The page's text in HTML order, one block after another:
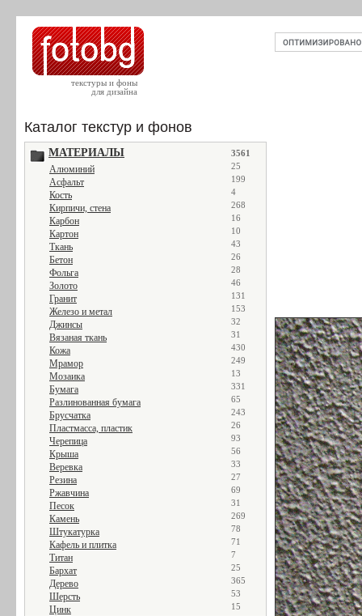
текстуры и фоны
для дизайна
Каталог текстур и фонов
МАТЕРИАЛЫ 3561
Алюминий 25
Асфальт 199
Кость 4
Кирпичи, стена 268
Карбон 16
Картон 10
Ткань 43
Бетон 26
Фольга 28
Золото 46
Гранит 131
Железо и метал 153
Джинсы 32
Вязаная ткань 31
Кожа 430
Мрамор 249
Мозаика 13
Бумага 331
Разлинованная бумага 65
Брусчатка 243
Пластмасса, пластик 26
Черепица 93
Крыша 56
Веревка 33
Резина 27
Ржавчина 69
Песок 31
Камень 269
Штукатурка 78
Кафель и плитка 71
Титан 7
Бархат 25
Дерево 365
Шерсть 53
Цинк 15